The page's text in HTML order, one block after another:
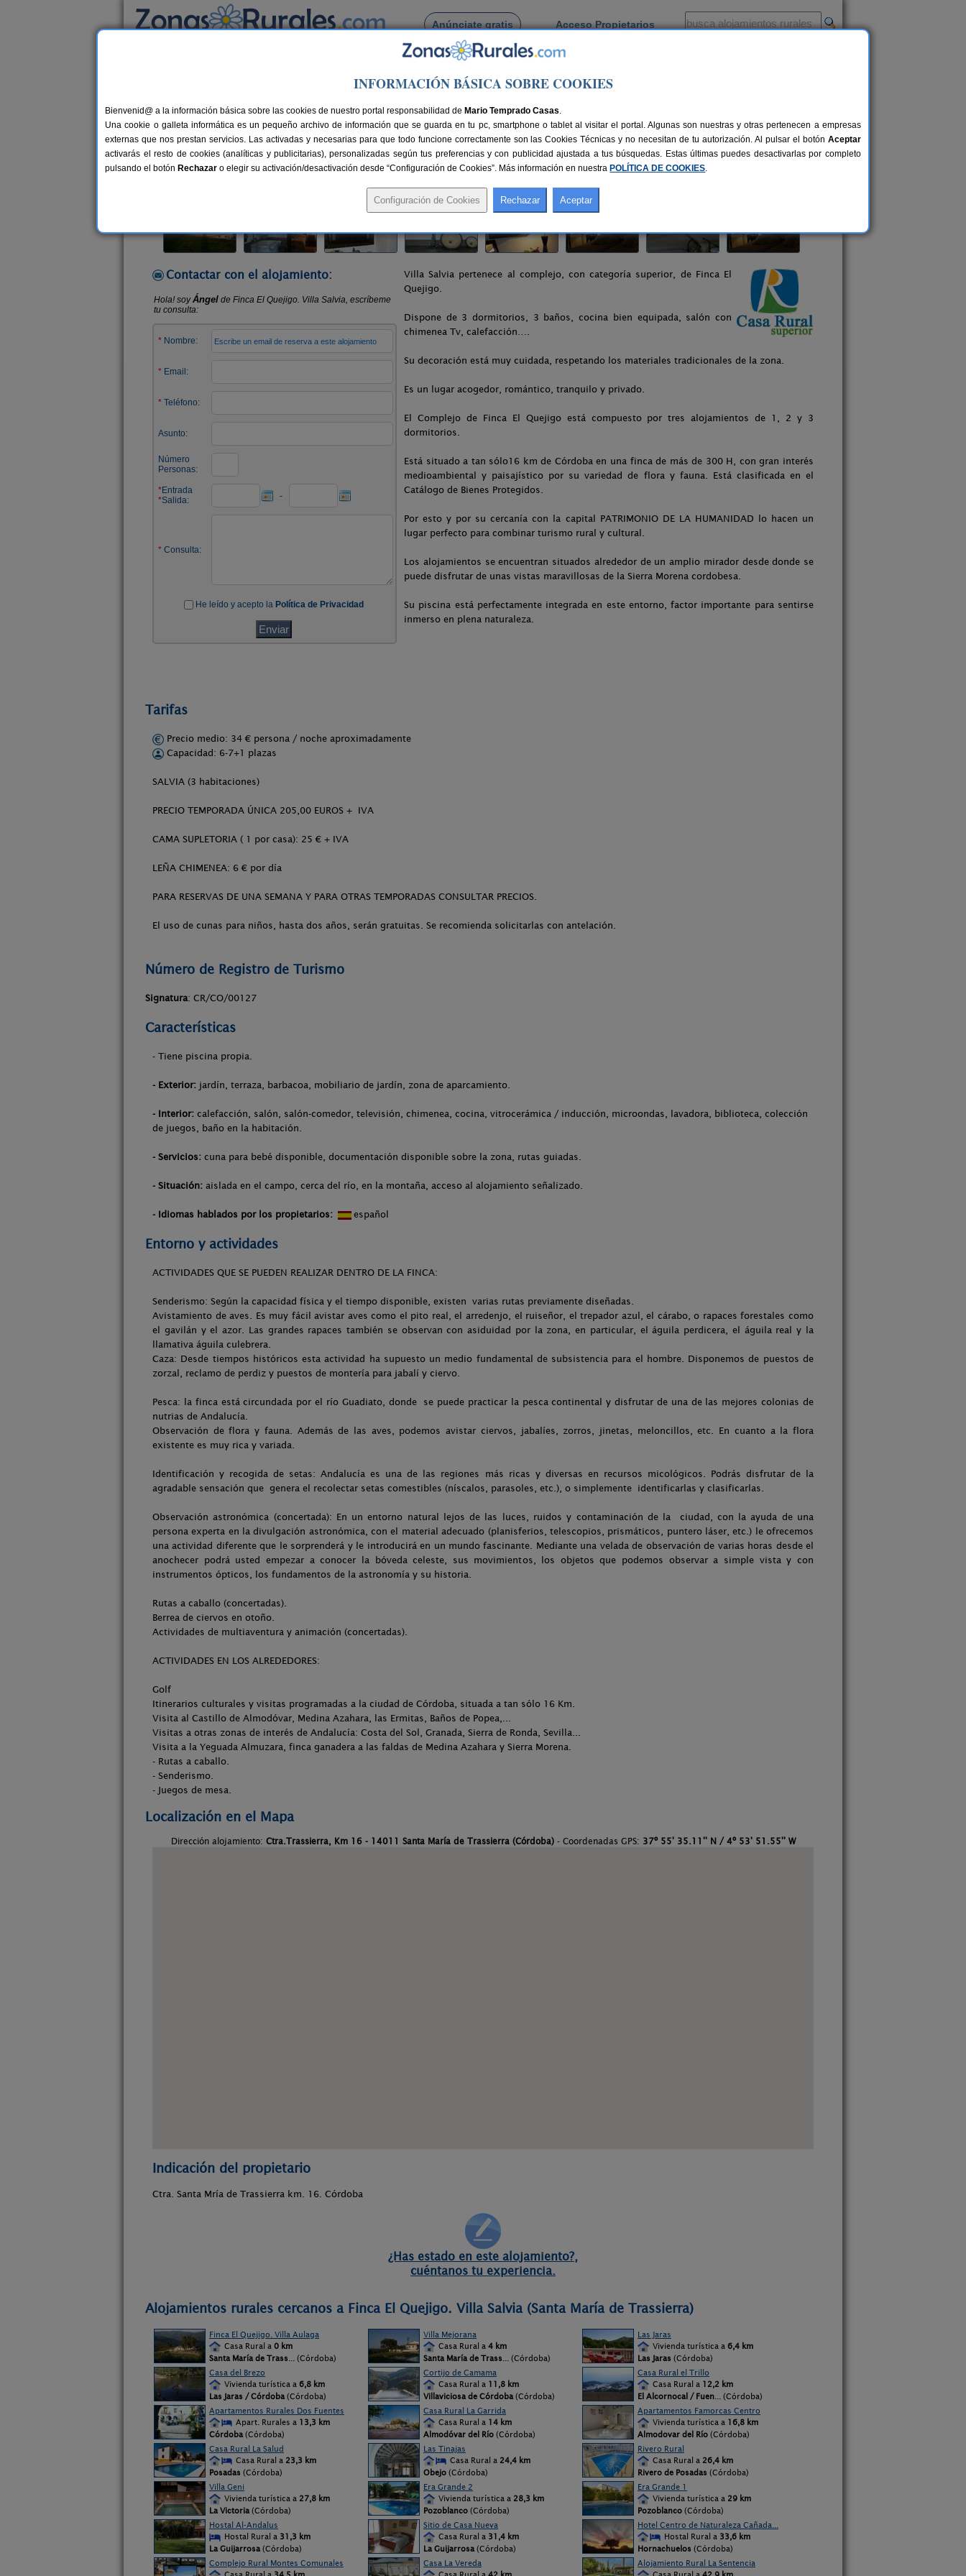
Anúnciate gratis Acceso Propietarios
Busca por pueblo
Santa María de Trassierra> Finca El Quejigo. Villa Salvia
Finca El Quejigo. Villa Salvia
Casa Rural en Santa María de Trassierra (Córdoba)
Alquiler completo 6-7+1 plazas 16 km de Córdoba Compartir:
Contactar con el alojamiento:
Villa Salvia pertenece al complejo, con categoría superior, de Finca El
Quejigo.
Dispone de 3 dormitorios, 3 baños, cocina bien equipada, salón con
chimenea Tv, calefacción….
Su decoración está muy cuidada, respetando los materiales tradicionales de la zona.
Es un lugar acogedor, romántico, tranquilo y privado.
El Complejo de Finca El Quejigo está compuesto por tres alojamientos de 1, 2 y 3
dormitorios.
Está situado a tan sólo16 km de Córdoba en una finca de más de 300 H, con gran interés
medioambiental y paisajístico por su variedad de flora y fauna. Está clasificada en el
Catálogo de Bienes Protegidos.
Por esto y por su cercanía con la capital PATRIMONIO DE LA HUMANIDAD lo hacen un
lugar perfecto para combinar turismo rural y cultural.
Los alojamientos se encuentran situados alrededor de un amplio mirador desde donde se
puede disfrutar de unas vistas maravillosas de la Sierra Morena cordobesa.
Su piscina está perfectamente integrada en este entorno, factor importante para sentirse
inmerso en plena naturaleza.
Tarifas
Precio medio: 34 € persona / noche aproximadamente
Capacidad: 6-7+1 plazas
SALVIA (3 habitaciones)
PRECIO TEMPORADA ÚNICA 205,00 EUROS + IVA
CAMA SUPLETORIA ( 1 por casa): 25 € + IVA
LEÑA CHIMENEA: 6 € por día
PARA RESERVAS DE UNA SEMANA Y PARA OTRAS TEMPORADAS CONSULTAR PRECIOS.
El uso de cunas para niños, hasta dos años, serán gratuitas. Se recomienda solicitarlas con antelación.
Número de Registro de Turismo
Signatura: CR/CO/00127
Características
- Tiene piscina propia.
- Exterior: jardín, terraza, barbacoa, mobiliario de jardín, zona de aparcamiento.
- Interior: calefacción, salón, salón-comedor, televisión, chimenea, cocina, vitrocerámica / inducción, microondas, lavadora, biblioteca, colección
de juegos, baño en la habitación.
- Servicios: cuna para bebé disponible, documentación disponible sobre la zona, rutas guiadas.
- Situación: aislada en el campo, cerca del río, en la montaña, acceso al alojamiento señalizado.
- Idiomas hablados por los propietarios: español
Entorno y actividades
ACTIVIDADES QUE SE PUEDEN REALIZAR DENTRO DE LA FINCA:
Senderismo: Según la capacidad física y el tiempo disponible, existen varias rutas previamente diseñadas.
Avistamiento de aves. Es muy fácil avistar aves como el pito real, el arredenjo, el ruiseñor, el trepador azul, el cárabo, o rapaces forestales como
el gavilán y el azor. Las grandes rapaces también se observan con asiduidad por la zona, en particular, el águila perdicera, el águila real y la
llamativa águila culebrera.
Caza: Desde tiempos históricos esta actividad ha supuesto un medio fundamental de subsistencia para el hombre. Disponemos de puestos de
zorzal, reclamo de perdiz y puestos de montería para jabalí y ciervo.
Pesca: la finca está circundada por el río Guadiato, donde se puede practicar la pesca continental y disfrutar de una de las mejores colonias de
nutrias de Andalucía.
Observación de flora y fauna. Además de las aves, podemos avistar ciervos, jabalíes, zorros, jinetas, meloncillos, etc. En cuanto a la flora
existente es muy rica y variada.
Identificación y recogida de setas: Andalucía es una de las regiones más ricas y diversas en recursos micológicos. Podrás disfrutar de la
agradable sensación que genera el recolectar setas comestibles (níscalos, parasoles, etc.), o simplemente identificarlas y clasificarlas.
Observación astronómica (concertada): En un entorno natural lejos de las luces, ruidos y contaminación de la ciudad, con la ayuda de una
persona experta en la divulgación astronómica, con el material adecuado (planisferios, telescopios, prismáticos, puntero láser, etc.) le ofrecemos
una actividad diferente que le sorprenderá y le introducirá en un mundo fascinante. Mediante una velada de observación de varias horas desde el
anochecer podrá usted empezar a conocer la bóveda celeste, sus movimientos, los objetos que podemos observar a simple vista y con
instrumentos ópticos, los fundamentos de la astronomía y su historia.
Rutas a caballo (concertadas).
Berrea de ciervos en otoño.
Actividades de multiaventura y animación (concertadas).
ACTIVIDADES EN LOS ALREDEDORES:
Golf
Itinerarios culturales y visitas programadas a la ciudad de Córdoba, situada a tan sólo 16 Km.
Visita al Castillo de Almodóvar, Medina Azahara, las Ermitas, Baños de Popea,...
Visitas a otras zonas de interés de Andalucía: Costa del Sol, Granada, Sierra de Ronda, Sevilla...
Visita a la Yeguada Almuzara, finca ganadera a las faldas de Medina Azahara y Sierra Morena.
- Rutas a caballo.
- Senderismo.
- Juegos de mesa.
Localización en el Mapa
Dirección alojamiento: Ctra.Trassierra, Km 16 - 14011 Santa María de Trassierra (Córdoba)- Coordenadas GPS: 37º 55' 35.11'' N / 4º 53' 51.55'' W
Indicación del propietario
Ctra. Santa Mría de Trassierra km. 16. Córdoba
¿Has estado en este alojamiento?,
cuéntanos tu experiencia.
Alojamientos rurales cercanos a Finca El Quejigo. Villa Salvia (Santa María de Trassierra)
Finca El Quejigo. Villa Aulaga
Casa Rural a 0 km
Santa María de Trass... (Córdoba)
Villa Mejorana
Casa Rural a 4 km
Santa María de Trass... (Córdoba)
Las Jaras
Vivienda turística a 6,4 km
Las Jaras (Córdoba)
Casa del Brezo
Vivienda turística a 6,8 km
Las Jaras / Córdoba (Córdoba)
Cortijo de Camama
Casa Rural a 11,8 km
Villaviciosa de Córdoba (Córdoba)
Casa Rural el Trillo
Casa Rural a 12,2 km
El Alcornocal / Fuen... (Córdoba)
Apartamentos Rurales Dos Fuentes
Apart. Rurales a 13,3 km
Córdoba (Córdoba)
Casa Rural La Garrida
Casa Rural a 14 km
Almodóvar del Río (Córdoba)
Apartamentos Famorcas Centro
Vivienda turística a 16,8 km
Almodovar del Río (Córdoba)
Casa Rural La Salud
Casa Rural a 23,3 km
Posadas (Córdoba)
Las Tinajas
Casa Rural a 24,4 km
Obejo (Córdoba)
Rivero Rural
Casa Rural a 26,4 km
Rivero de Posadas (Córdoba)
Villa Geni
Vivienda turística a 27,8 km
La Victoria (Córdoba)
Era Grande 2
Vivienda turística a 28,3 km
Pozoblanco (Córdoba)
Era Grande 1
Vivienda turística a 29 km
Pozoblanco (Córdoba)
Hostal Al-Andalus
Hostal Rural a 31,3 km
La Guijarrosa (Córdoba)
Sitio de Casa Nueva
Casa Rural a 31,4 km
La Guijarrosa (Córdoba)
Hotel Centro de Naturaleza Cañada...
Hostal Rural a 33,6 km
Hornachuelos (Córdoba)
Complejo Rural Montes Comunales
Casa La Vereda
Alojamiento Rural La Sentencia
INFORMACIÓN BÁSICA SOBRE COOKIES
Bienvenid@ a la información básica sobre las cookies de nuestro portal responsabilidad de Mario Temprado Casas.
Una cookie o galleta informática es un pequeño archivo de información que se guarda en tu pc, smartphone o tablet al visitar el portal. Algunas son nuestras y otras pertenecen a empresas
externas que nos prestan servicios. Las activadas y necesarias para que todo funcione correctamente son las Cookies Técnicas y no necesitan de tu autorización. Al pulsar el botón Aceptar
activarás el resto de cookies (analíticas y publicitarias), personalizadas según tus preferencias y con publicidad ajustada a tus búsquedas. Estas últimas puedes desactivarlas por completo
pulsando el botón Rechazar o elegir su activación/desactivación desde “Configuración de Cookies”. Más información en nuestra POLÍTICA DE COOKIES.